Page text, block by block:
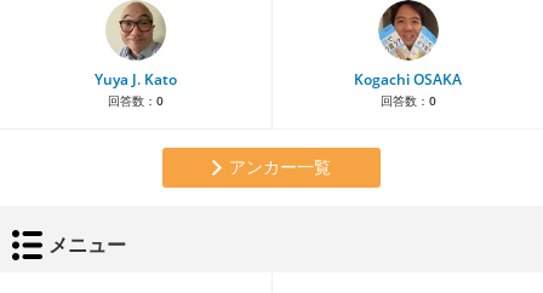
Yuya J. Kato
回答数： 0
Kogachi OSAKA
回答数： 0
アンカー一覧
メニュー